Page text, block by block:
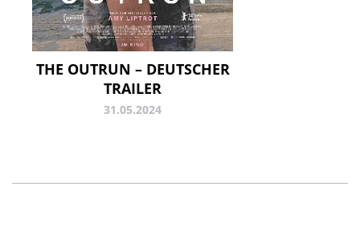
THE OUTRUN – DEUTSCHER
TRAILER
31.05.2024